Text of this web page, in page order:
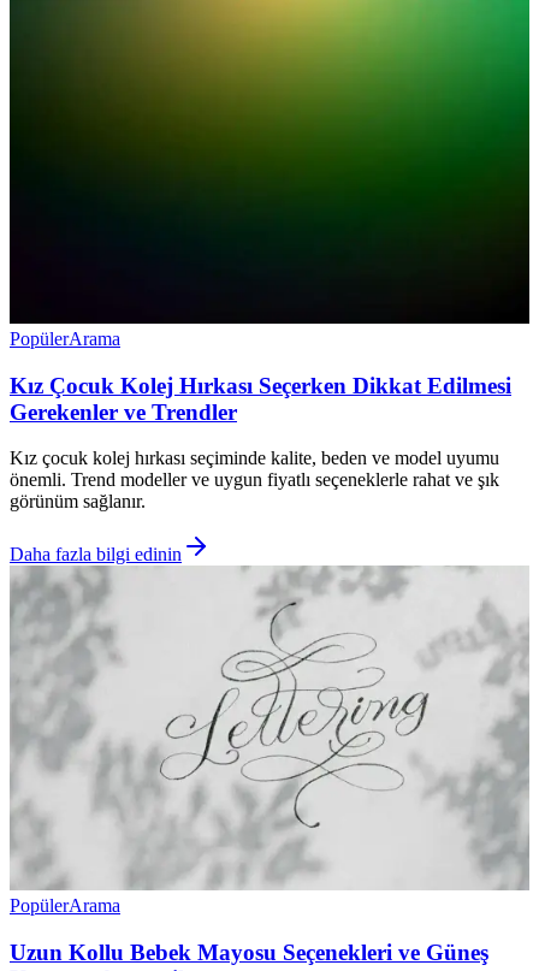
PopülerArama
Kız Çocuk Kolej Hırkası Seçerken Dikkat Edilmesi
Gerekenler ve Trendler
Kız çocuk kolej hırkası seçiminde kalite, beden ve model uyumu
önemli. Trend modeller ve uygun fiyatlı seçeneklerle rahat ve şık
görünüm sağlanır.
Daha fazla bilgi edinin
PopülerArama
Uzun Kollu Bebek Mayosu Seçenekleri ve Güneş